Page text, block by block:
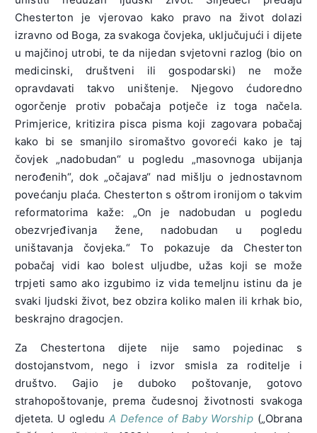
Chesterton je vjerovao kako pravo na život dolazi
izravno od Boga, za svakoga čovjeka, uključujući i dijete
u majčinoj utrobi, te da nijedan svjetovni razlog (bio on
medicinski, društveni ili gospodarski) ne može
opravdavati takvo uništenje. Njegovo ćudoredno
ogorčenje protiv pobačaja potječe iz toga načela.
Primjerice, kritizira pisca pisma koji zagovara pobačaj
kako bi se smanjilo siromaštvo govoreći kako je taj
čovjek „nadobudan“ u pogledu „masovnoga ubijanja
nerođenih“, dok „očajava“ nad mišlju o jednostavnom
povećanju plaća. Chesterton s oštrom ironijom o takvim
reformatorima kaže: „On je nadobudan u pogledu
obezvrjeđivanja žene, nadobudan u pogledu
uništavanja čovjeka.“ To pokazuje da Chesterton
pobačaj vidi kao bolest uljudbe, užas koji se može
trpjeti samo ako izgubimo iz vida temeljnu istinu da je
svaki ljudski život, bez obzira koliko malen ili krhak bio,
beskrajno dragocjen.
Za Chestertona dijete nije samo pojedinac s
dostojanstvom, nego i izvor smisla za roditelje i
društvo. Gajio je duboko poštovanje, gotovo
strahopoštovanje, prema čudesnoj životnosti svakoga
djeteta. U ogledu A Defence of Baby Worship(„Obrana